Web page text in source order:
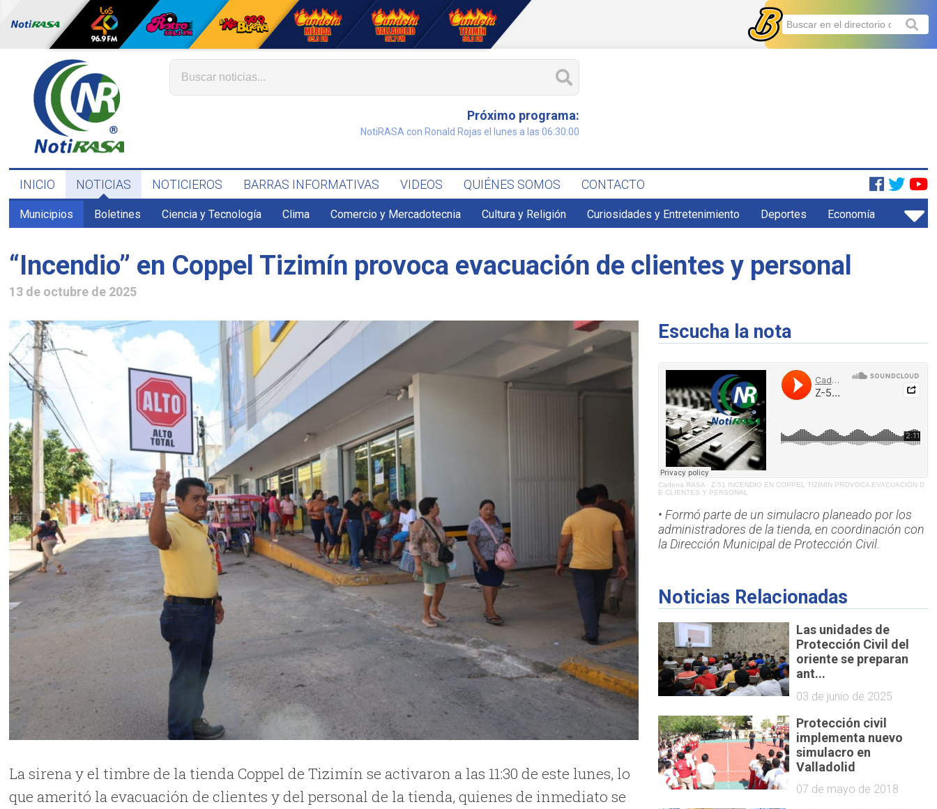
Próximo programa:
NotiRASA con Ronald Rojas el lunes a las 06:30:00
INICIO NOTICIAS NOTICIEROS BARRAS INFORMATIVAS VIDEOS QUIÉNES SOMOS CONTACTO
Municipios Boletines Ciencia y Tecnología Clima Comercio y Mercadotecnia Cultura y Religión Curiosidades y Entretenimiento Deportes Economía
“Incendio” en Coppel Tizimín provoca evacuación de clientes y personal
13 de octubre de 2025
La sirena y el timbre de la tienda Coppel de Tizimín se activaron a las 11:30 de este lunes, lo
que ameritó la evacuación de clientes y del personal de la tienda, quienes de inmediato se
Escucha la nota
Cadena RASA· Z-51 INCENDIO EN COPPEL TIZIMIN PROVOCA EVACUACIÓN D
E CLIENTES Y PERSONAL
• Formó parte de un simulacro planeado por los
administradores de la tienda, en coordinación con
la Dirección Municipal de Protección Civil.
Noticias Relacionadas
Las unidades de
Protección Civil del
oriente se preparan
ant...
03 de junio de 2025
Protección civil
implementa nuevo
simulacro en
Valladolid
07 de mayo de 2018